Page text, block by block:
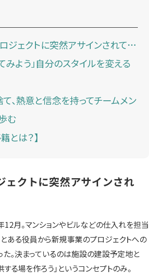
ジェクトに突然アサインされて…
みよう」自分のスタイルを変える
て、熱意と信念を持ってチームメン
む
とは？】
ェクトに突然アサインされ
12月。マンションやビルなどの仕入れを担当
とある役員から新規事業のプロジェクトへの
。決まっているのは施設の建設予定地と
る場を作ろう」というコンセプトのみ。